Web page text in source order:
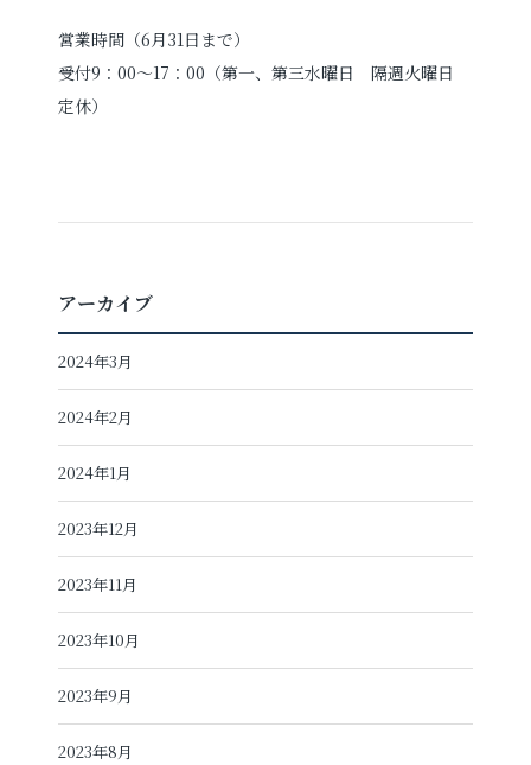
営業時間（6月31日まで）
受付9：00～17：00（第一、第三水曜日 隔週火曜日
定休）
アーカイブ
2024年3月
2024年2月
2024年1月
2023年12月
2023年11月
2023年10月
2023年9月
2023年8月